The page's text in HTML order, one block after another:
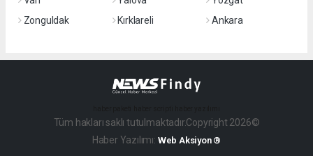
Zonguldak
Kırklareli Ankara
Tüm hakları saklı tutulmaktadır.Copyright 2026©
Haber Yazılımı: Web Aksiyon ®